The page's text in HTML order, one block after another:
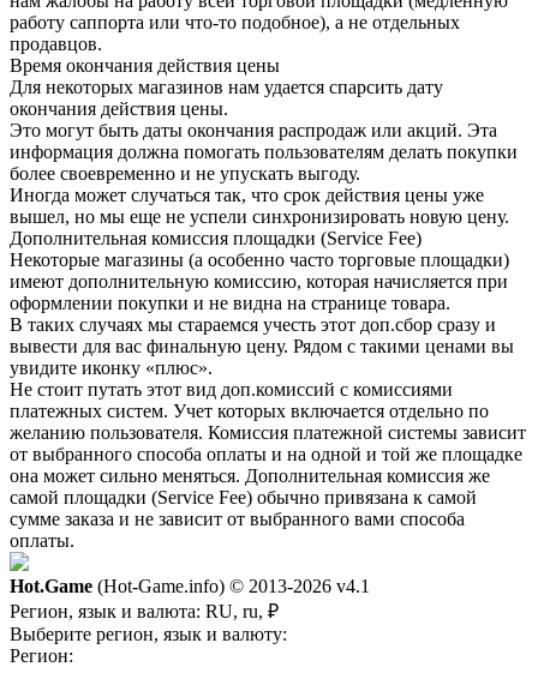
работу саппорта или что-то подобное), а не отдельных
продавцов.
Время окончания действия цены
Для некоторых магазинов нам удается спарсить дату
окончания действия цены.
Это могут быть даты окончания распродаж или акций. Эта
информация должна помогать пользователям делать покупки
более своевременно и не упускать выгоду.
Иногда может случаться так, что срок действия цены уже
вышел, но мы еще не успели синхронизировать новую цену.
Дополнительная комиссия площадки (Service Fee)
Некоторые магазины (а особенно часто торговые площадки)
имеют дополнительную комиссию, которая начисляется при
оформлении покупки и не видна на странице товара.
В таких случаях мы стараемся учесть этот доп.сбор сразу и
вывести для вас финальную цену. Рядом с такими ценами вы
увидите иконку «плюс».
Не стоит путать этот вид доп.комиссий с комиссиями
платежных систем. Учет которых включается отдельно по
желанию пользователя. Комиссия платежной системы зависит
от выбранного способа оплаты и на одной и той же площадке
она может сильно меняться. Дополнительная комиссия же
самой площадки (Service Fee) обычно привязана к самой
сумме заказа и не зависит от выбранного вами способа
оплаты.
Hot.Game (Hot-Game.info) © 2013-2026 v4.1
Регион, язык и валюта: RU, ru, ₽
Выберите регион, язык и валюту:
Регион: